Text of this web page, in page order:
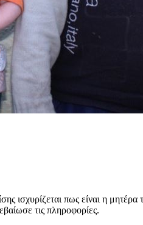
ισχυρίζεται πως είναι η
τις πληροφορίες.